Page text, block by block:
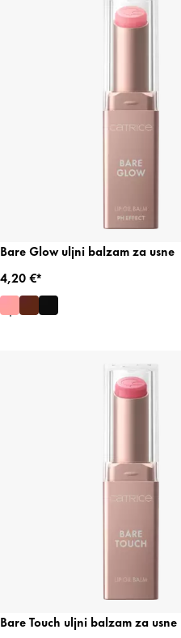
Bare Glow uljni balzam za usne
4,20 €*
Bare Touch uljni balzam za usne